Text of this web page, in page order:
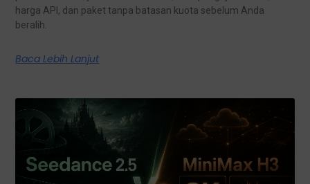
harga API, dan paket tanpa batasan kuota sebelum Anda
beralih.
Baca Lebih Lanjut